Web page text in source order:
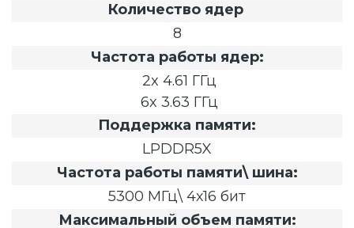
Количество ядер
8
Частота работы ядер:
2x 4.61 ГГц
6x 3.63 ГГц
Поддержка памяти:
LPDDR5X
Частота работы памяти\ шина:
5300 МГц\ 4х16 бит
Максимальный объем памяти: